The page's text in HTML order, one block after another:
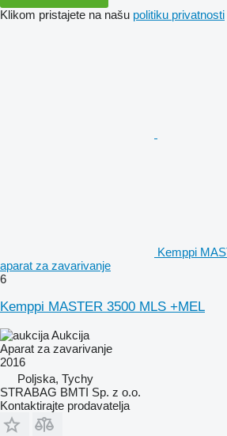
Klikom pristajete na našu politiku privatnosti
Kemppi
aparat za zavarivanje
6
Kemppi MASTER 3500 MLS +MEL
Aukcija
Aparat za zavarivanje
2016
Poljska, Tychy
STRABAG BMTI Sp. z o.o.
Kontaktirajte prodavatelja